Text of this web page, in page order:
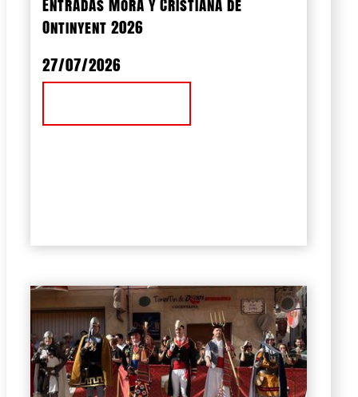
Entradas Mora y Cristiana de
Ontinyent 2026
27/07/2026